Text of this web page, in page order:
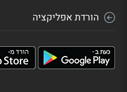
הורדת אפליקציה